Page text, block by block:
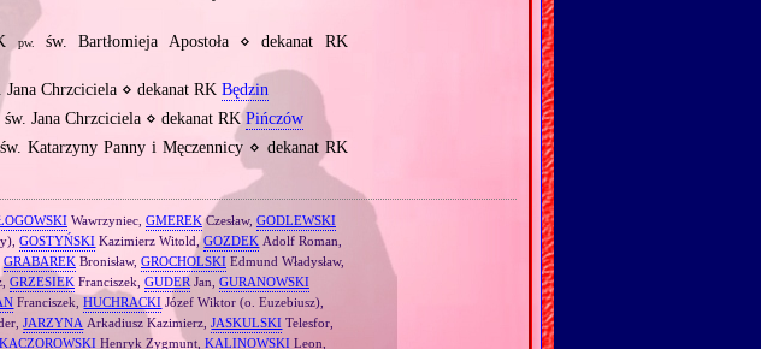
pw.
św. Bartłomieja Apostoła ⋄ dekanat RK
Jana Chrzciciela ⋄ dekanat RK Będzin
św. Jana Chrzciciela ⋄ dekanat RK Pińczów
św. Katarzyny Panny i Męczennicy ⋄ dekanat RK
Wawrzyniec, GMEREKCzesław, GODLEWSKI
GOSTYŃSKI Kazimierz Witold,GOZDEK Adolf Roman,
GRABAREKBronisław, GROCHOLSKI Edmund Władysław,
GRZESIEKFranciszek, GUDER Jan, GURANOWSKI
Franciszek,HUCHRACKI Józef Wiktor (o. Euzebiusz),
JARZYNA Arkadiusz Kazimierz,JASKULSKI Telesfor,
KACZOROWSKI Henryk Zygmunt,KALINOWSKI Leon,